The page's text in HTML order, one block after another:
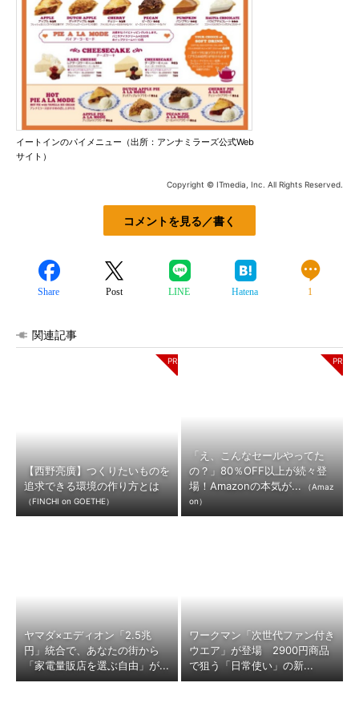
イートインのパイメニュー（出所：アンナミラーズ公式Web
サイト）
Copyright © ITmedia, Inc. All Rights Reserved.
コメントを見る／書く
Share Post LINE Hatena 1
関連記事
【西野亮廣】つくりたいものを
追求できる環境の作り方とは
（FINCHI on GOETHE）
「え、こんなセールやってた
の？」80％OFF以上が続々登
場！Amazonの本気が...
（Amaz
on）
ヤマダ×エディオン「2.5兆
円」統合で、あなたの街から
「家電量販店を選ぶ自由」が...
ワークマン「次世代ファン付き
ウエア」が登場 2900円商品
で狙う「日常使い」の新...